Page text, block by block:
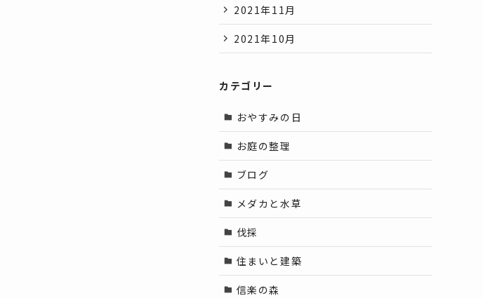
2021年11月
2021年10月
カテゴリー
おやすみの日
お庭の整理
ブログ
メダカと水草
伐採
住まいと建築
信楽の森